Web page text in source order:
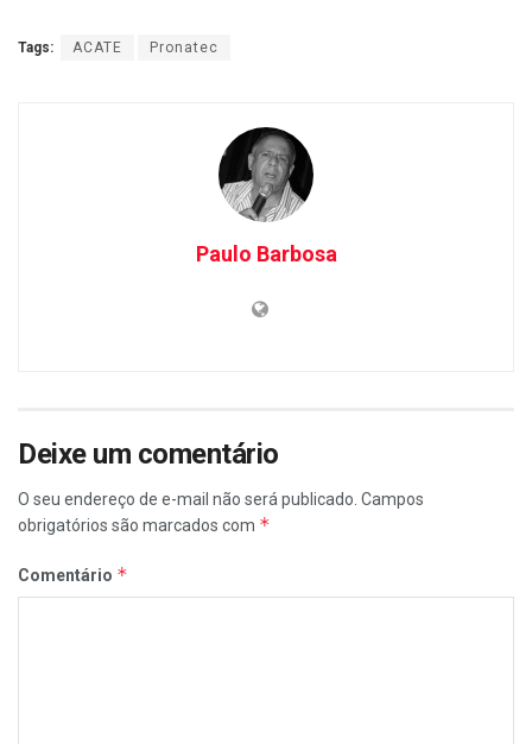
Tags: ACATE Pronatec
Paulo Barbosa
Deixe um comentário
O seu endereço de e-mail não será publicado. Campos
obrigatórios são marcados com *
Comentário *